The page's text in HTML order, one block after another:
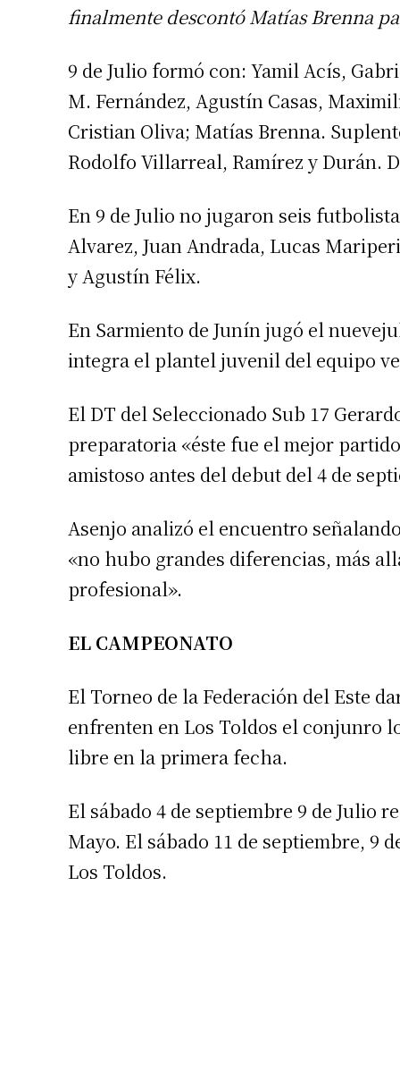
finalmente descontó Matías Brenna
9 de Julio formó con: Yamil Acís,
M. Fernández, Agustín Casas,
Cristian Oliva; Matías Brenna.
Rodolfo Villarreal, Ramírez y Durán.
En 9 de Julio no jugaron seis
Alvarez, Juan Andrada, Lucas
y Agustín Félix.
En Sarmiento de Junín jugó el
integra el plantel juvenil del equipo
El DT del Seleccionado Sub 17
preparatoria «éste fue el mejor
amistoso antes del debut del 4 de
Asenjo analizó el encuentro
«no hubo grandes diferencias, más
profesional».
EL CAMPEONATO
El Torneo de la Federación del Este
enfrenten en Los Toldos el conjunro
libre en la primera fecha.
El sábado 4 de septiembre 9 de Julio
Mayo. El sábado 11 de septiembre, 9
Los Toldos.